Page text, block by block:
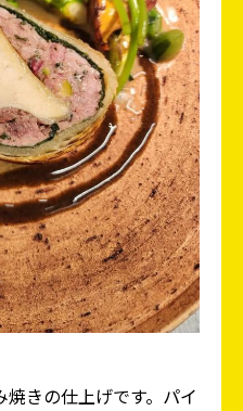
きの仕上げです。パイ